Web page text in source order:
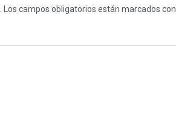
Los campos obligatorios están marcados con